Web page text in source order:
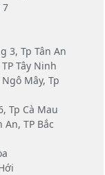
7
3, Tp Tân An
Tây Ninh
Mây, Tp
Tp Cà Mau
TP Bắc